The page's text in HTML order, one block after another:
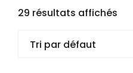
29 résultats affichés